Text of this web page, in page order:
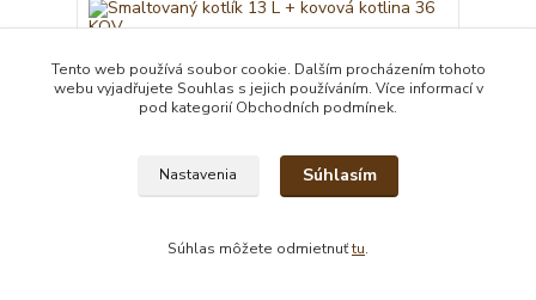
89,00 EUR
Tento web používá soubor cookie. Dalším procházením tohoto
webu vyjadřujete Souhlas s jejich používáním. Více informací v
pod kategorií Obchodních podmínek.
Nastavenia Súhlasím
Súhlas môžete odmietnuťtu.